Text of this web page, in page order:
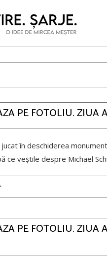
PE FOTOLIU. ZIUA
în deschiderea
ce veștile despre Michael
PE FOTOLIU. ZIUA